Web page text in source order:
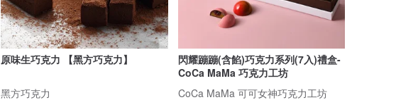
原味生巧克力 【黑方巧克力】
黑方巧克力
閃耀蹦蹦(含餡)巧克力系列(7入)禮盒-
CoCa MaMa 巧克力工坊
CoCa MaMa 可可女神巧克力工坊